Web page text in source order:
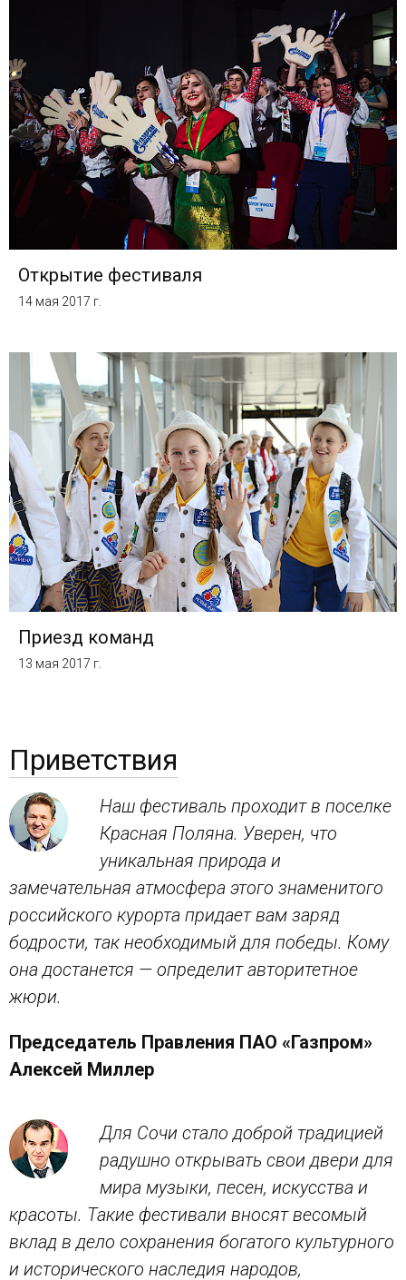
Открытие фестиваля
14 мая 2017 г.
Приезд команд
13 мая 2017 г.
Приветствия
Наш фестиваль проходит в поселке
Красная Поляна. Уверен, что
уникальная природа и
замечательная атмосфера этого знаменитого
российского курорта придает вам заряд
бодрости, так необходимый для победы. Кому
она достанется — определит авторитетное
жюри.
Председатель Правления ПАО «Газпром»
Алексей Миллер
Для Сочи стало доброй традицией
радушно открывать свои двери для
мира музыки, песен, искусства и
красоты. Такие фестивали вносят весомый
вклад в дело сохранения богатого культурного
и исторического наследия народов,